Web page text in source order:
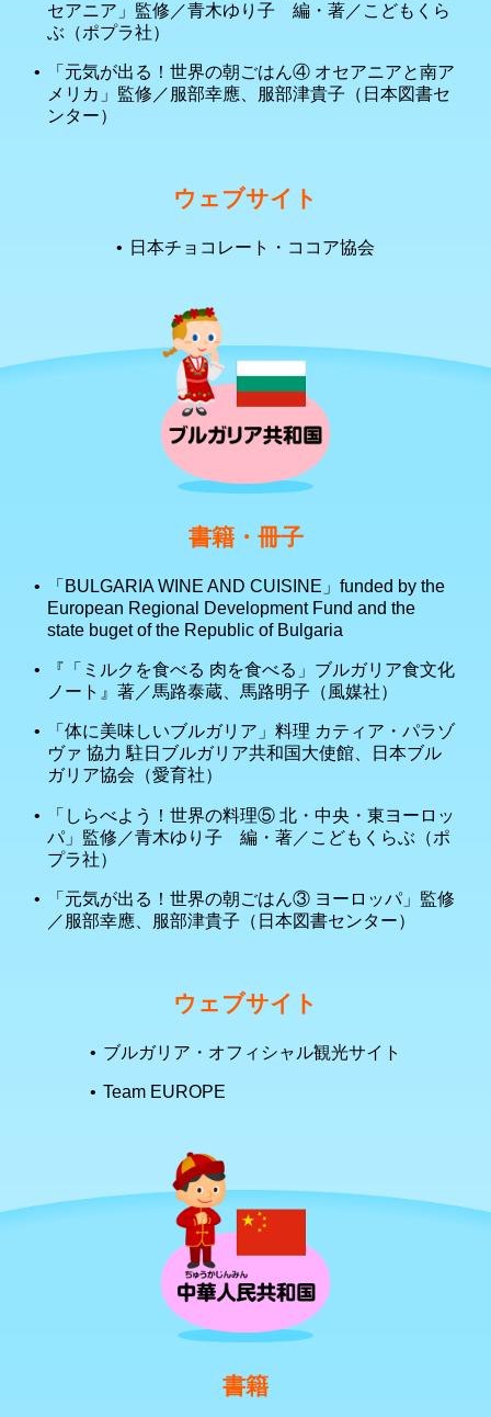
セアニア」監修／青木ゆり子 編・著／こどもくら
ぶ（ポプラ社）
「元気が出る！世界の朝ごはん④ オセアニアと南ア
メリカ」監修／服部幸應、服部津貴子（日本図書セ
ンター）
ウェブサイト
日本チョコレート・ココア協会
書籍・冊子
「BULGARIA WINE AND CUISINE」funded by the
European Regional Development Fund and the
state buget of the Republic of Bulgaria
『「ミルクを食べる 肉を食べる」ブルガリア食文化
ノート』著／馬路泰蔵、馬路明子（風媒社）
「体に美味しいブルガリア」料理 カティア・パラゾ
ヴァ 協力 駐日ブルガリア共和国大使館、日本ブル
ガリア協会（愛育社）
「しらべよう！世界の料理⑤ 北・中央・東ヨーロッ
パ」監修／青木ゆり子 編・著／こどもくらぶ（ポ
プラ社）
「元気が出る！世界の朝ごはん③ ヨーロッパ」監修
／服部幸應、服部津貴子（日本図書センター）
ウェブサイト
ブルガリア・オフィシャル観光サイト
Team EUROPE
書籍